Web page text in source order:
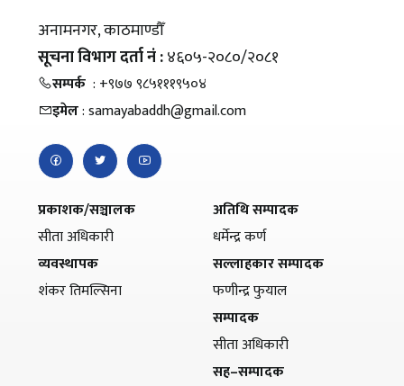
अनामनगर, काठमाण्डौँ
सूचना विभाग दर्ता नं :४६०५-२०८०/२०८१
सम्पर्क : +९७७ ९८५१११९५०४
इमेल: samayabaddh@gmail.com
प्रकाशक/सञ्चालक
सीता अधिकारी
व्यवस्थापक
शंकर तिमल्सिना
अतिथि सम्पादक
धर्मेन्द्र कर्ण
सल्लाहकार सम्पादक
फणीन्द्र फुयाल
सम्पादक
सीता अधिकारी
सह–सम्पादक